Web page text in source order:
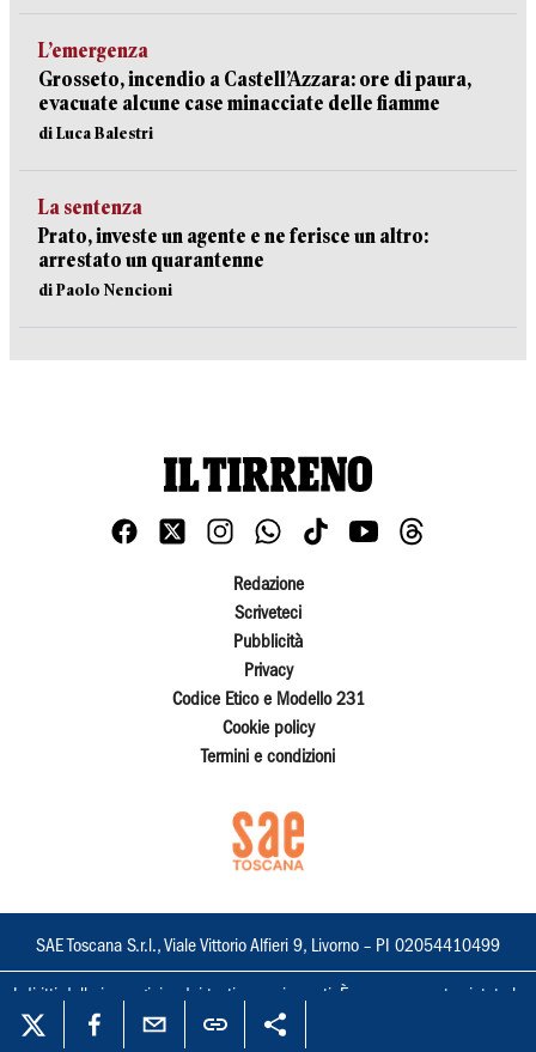
L’emergenza
Grosseto, incendio a Castell’Azzara: ore di paura,
evacuate alcune case minacciate delle fiamme
di Luca Balestri
La sentenza
Prato, investe un agente e ne ferisce un altro:
arrestato un quarantenne
di Paolo Nencioni
Redazione
Scriveteci
Pubblicità
Privacy
Codice Etico e Modello 231
Cookie policy
Termini e condizioni
SAE Toscana S.r.l., Viale Vittorio Alfieri 9, Livorno – PI 02054410499
I diritti delle immagini e dei testi sono riservati. È espressamente vietata la
loro riproduzione con qualsiasi mezzo e l'adattamento totale o parziale.